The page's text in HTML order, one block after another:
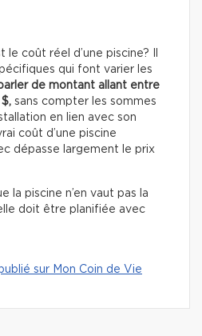
coût réel d’une piscine? Il
qui font varier les
de montant allant entre
sans compter les sommes
en lien avec son
coût d’une piscine
dépasse largement le prix
la piscine n’en vaut pas la
doit être planifiée avec
sur Mon Coin de Vie